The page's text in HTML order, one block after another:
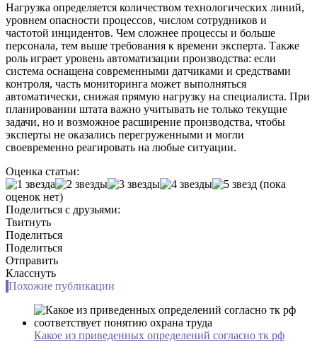
Нагрузка определяется количеством технологических линий,
уровнем опасности процессов, числом сотрудников и
частотой инцидентов. Чем сложнее процессы и больше
персонала, тем выше требования к времени эксперта. Также
роль играет уровень автоматизации производства: если
система оснащена современными датчиками и средствами
контроля, часть мониторинга может выполняться
автоматически, снижая прямую нагрузку на специалиста. При
планировании штата важно учитывать не только текущие
задачи, но и возможное расширение производства, чтобы
эксперты не оказались перегруженными и могли
своевременно реагировать на любые ситуации.
Оценка статьи:
(пока
оценок нет)
Поделиться с друзьями:
Твитнуть
Поделиться
Поделиться
Отправить
Класснуть
Похожие публикации
Какое из приведенных определений согласно тк рф